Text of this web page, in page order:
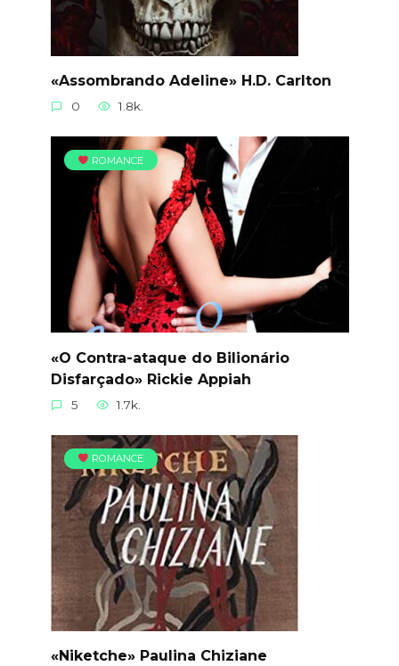
«Assombrando Adeline» H.D. Carlton
0 1.8k.
ROMANCE
«O Contra-ataque do Bilionário
Disfarçado» Rickie Appiah
5 1.7k.
ROMANCE
«Niketche» Paulina Chiziane